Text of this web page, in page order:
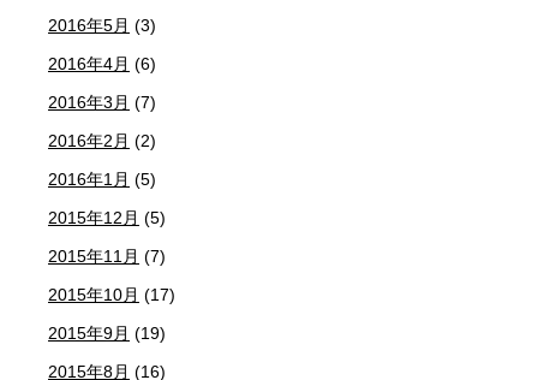
2016年5月 (3)
2016年4月 (6)
2016年3月 (7)
2016年2月 (2)
2016年1月 (5)
2015年12月 (5)
2015年11月 (7)
2015年10月 (17)
2015年9月 (19)
2015年8月 (16)